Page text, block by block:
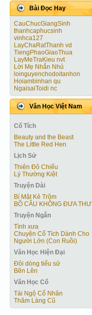
Bài Ðọc Hay
CauChucGiangSinh
thanhcaphucsinh
vinhca127
LayChaRatThanh vd
TiengPhaoGiaoThua
LayMeTraKieu nvt
Lời Mẹ Nhắn Nhủ
loinguyenchodoitanhon
Hoiambinhan qu
NgaisaiToidi nc
Văn Học Việt Nam
Cổ Tích
Beauty and the Beast
The Little Red Hen
Lịch Sử
Thiên Đô Chiếu
Lý Thường Kiệt
Truyện Dài
Bí Mật Kẻ Trộm
BỒ CÂU KHÔNG ĐƯA THƯ
Truyện Ngắn
Tình xưa
Chuyện Cổ Tích Dành Cho
Người Lớn (Con Ruồi)
Văn Học Hiện Ðại
Đôi dòng tiểu sử
Bẽn Lẽn
Văn Học Cổ
Tái Ngộ Cố Nhân
Thăm Làng Cũ